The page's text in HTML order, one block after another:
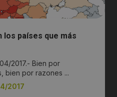
los países que más
04/2017.- Bien por
bien por razones ...
2017